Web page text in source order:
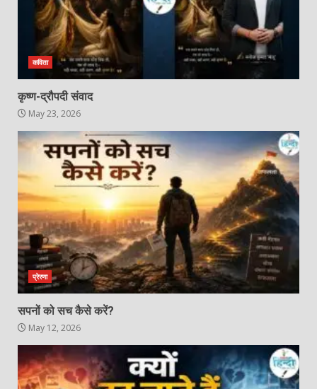
कविता
कृष्ण-द्रौपदी संवाद
May 23, 2026
प्रेरणा
सपनों को सच कैसे करें?
May 12, 2026